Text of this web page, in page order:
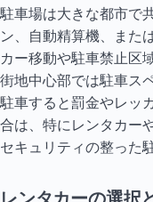
駐車場は大きな都市で
ン、自動精算機、また
カー移動や駐車禁止区
街地中心部では駐車ス
駐車すると罰金やレッ
合は、特にレンタカー
セキュリティの整った